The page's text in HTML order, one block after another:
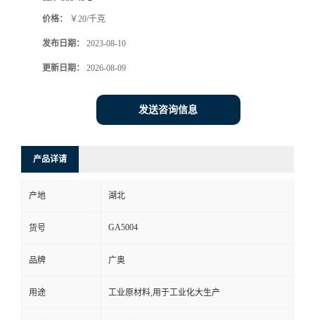
价格： ￥20/千克
发布日期： 2023-08-10
更新日期： 2026-08-09
发送咨询信息
产品详请
产地 湖北
货号 GA5004
品牌 广奥
用途 工业原材料,用于工业化大生产